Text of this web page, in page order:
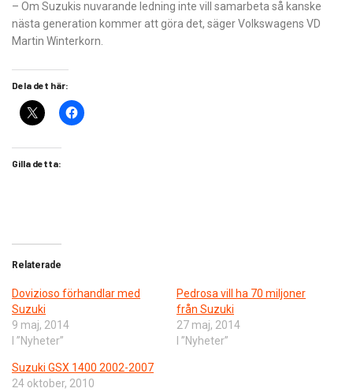
– Om Suzukis nuvarande ledning inte vill samarbeta så kanske
nästa generation kommer att göra det, säger Volkswagens VD
Martin Winterkorn.
Dela det här:
Gilla detta:
Relaterade
Dovizioso förhandlar med
Suzuki
9 maj, 2014
I ”Nyheter”
Pedrosa vill ha 70 miljoner
från Suzuki
27 maj, 2014
I ”Nyheter”
Suzuki GSX 1400 2002-2007
24 oktober, 2010